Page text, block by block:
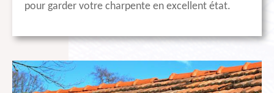
pour garder votre charpente en excellent état.